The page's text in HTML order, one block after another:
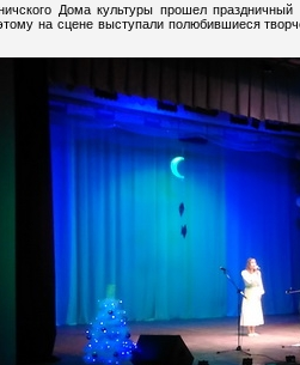
Дома культуры прошел
на сцене выступали полюбившиеся